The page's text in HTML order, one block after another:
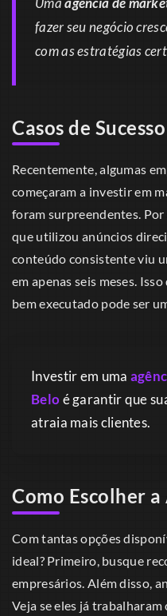
fazer seu negócio
com as estratégias
Casos de
Recentemente, algumas
começaram a investir em
foram surpreendentes.
que utilizou anúncios
conteúdo consistente viu
em apenas seis meses.
bem executado pode ser
Investir em uma
Beloé garantir que
atraia mais clientes.
Como Escolher
Com tantas opções
ideal? Primeiro, busque
empresários. Além disso,
Veja se eles já